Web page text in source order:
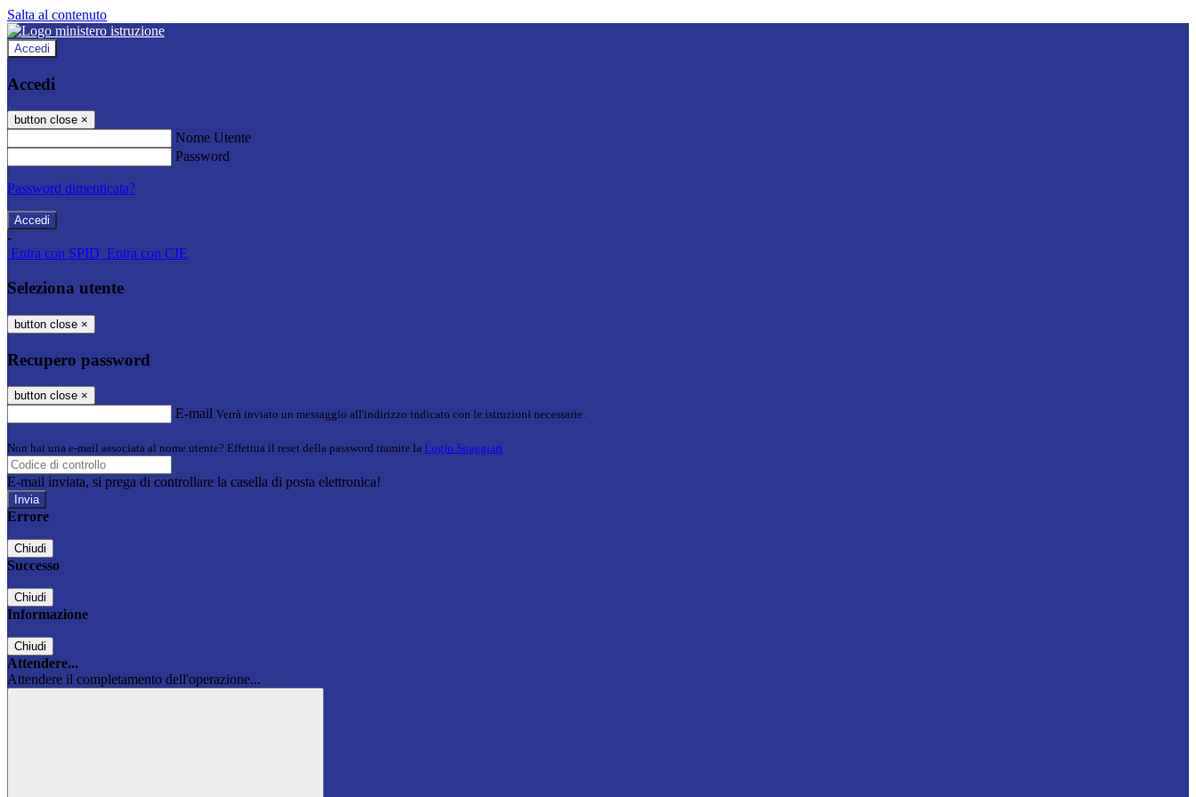
Salta al contenuto
Accedi
Accedi
button close ×
Nome Utente
Password
Password dimenticata?
-
Entra con SPID Entra con CIE
Seleziona utente
button close ×
Recupero password
button close ×
E-mail Verrà inviato un messaggio all'indirizzo indicato con le istruzioni necessarie.
Non hai una e-mail associata al nome utente? Effettua il reset della password tramite la Login Spaggiari
E-mail inviata, si prega di controllare la casella di posta elettronica!
Errore
Chiudi
Successo
Chiudi
Informazione
Chiudi
Attendere...
Attendere il completamento dell'operazione...